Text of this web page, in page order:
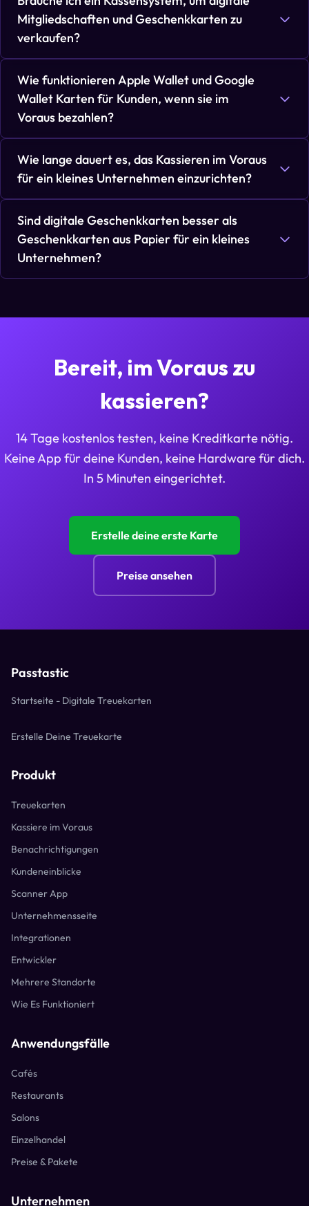
Mitgliedschaften und Geschenkkarten zu
verkaufen?
Wie funktionieren Apple Wallet und Google
Wallet Karten für Kunden, wenn sie im
Voraus bezahlen?
Wie lange dauert es, das Kassieren im Voraus
für ein kleines Unternehmen einzurichten?
Sind digitale Geschenkkarten besser als
Geschenkkarten aus Papier für ein kleines
Unternehmen?
Bereit, im Voraus zu
kassieren?
14 Tage kostenlos testen, keine Kreditkarte nötig.
Keine App für deine Kunden, keine Hardware für dich.
In 5 Minuten eingerichtet.
Erstelle deine erste Karte
Preise ansehen
Passtastic
Startseite - Digitale Treuekarten
Erstelle Deine Treuekarte
Produkt
Treuekarten
Kassiere im Voraus
Benachrichtigungen
Kundeneinblicke
Scanner App
Unternehmensseite
Integrationen
Entwickler
Mehrere Standorte
Wie Es Funktioniert
Anwendungsfälle
Cafés
Restaurants
Salons
Einzelhandel
Preise & Pakete
Unternehmen